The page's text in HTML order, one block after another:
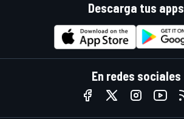
Descarga tus apps
En redes sociales